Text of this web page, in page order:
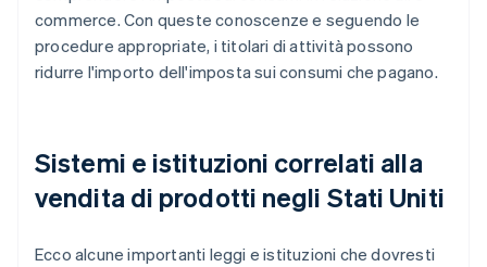
commerce. Con queste conoscenze e seguendo le
procedure appropriate, i titolari di attività possono
ridurre l'importo dell'imposta sui consumi che pagano.
Sistemi e istituzioni correlati alla
vendita di prodotti negli Stati Uniti
Ecco alcune importanti leggi e istituzioni che dovresti